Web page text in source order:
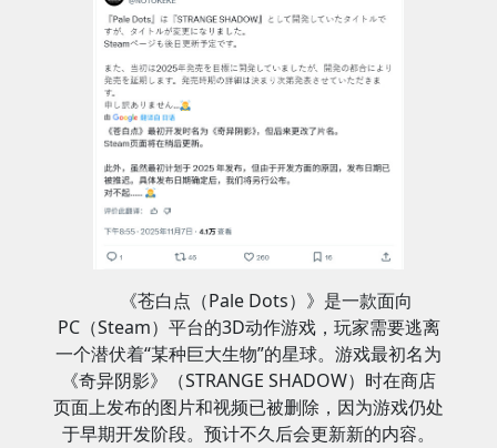
《苍白点（Pale Dots）》是一款面向
PC（Steam）平台的3D动作游戏，玩家需要逃离
一个潜伏着“某种巨大生物”的星球。游戏最初名为
《奇异阴影》（STRANGE SHADOW）时在商店
页面上发布的图片和视频已被删除，因为游戏仍处
于早期开发阶段。预计不久后会更新新的内容。